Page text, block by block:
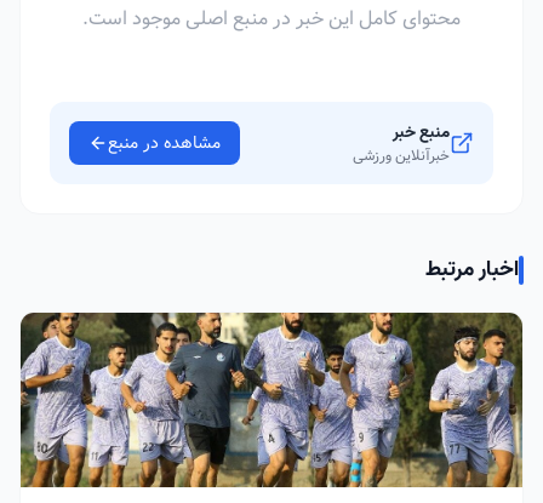
محتوای کامل این خبر در منبع اصلی موجود است.
منبع خبر
خبرآنلاین ورزشی مشاهده در منبع
اخبار مرتبط